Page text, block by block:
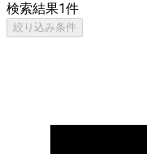
検索結果1件
絞り込み条件